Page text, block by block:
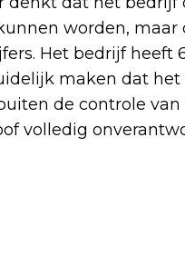
worden,
Het bedrijf heeft
maken dat
de controle
volledig